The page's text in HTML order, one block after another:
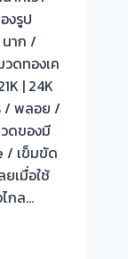
งรูป
าก /
ดทองเค
| 24K
/ พลอย /
ดของมี
/ เข็มขัด
ยเมื่อใช้
กล…